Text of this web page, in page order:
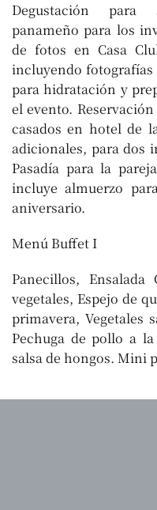
Degustación para
panameño para los
de fotos en Casa
incluyendo
para hidratación y
el evento.
casados en hotel de
adicionales, para dos
Pasadía para la
incluye almuerzo
aniversario.
Menú Buffet I
Panecillos, Ensalada
vegetales, Espejo de
primavera, Vegetales
Pechuga de pollo a
salsa de hongos. Mini